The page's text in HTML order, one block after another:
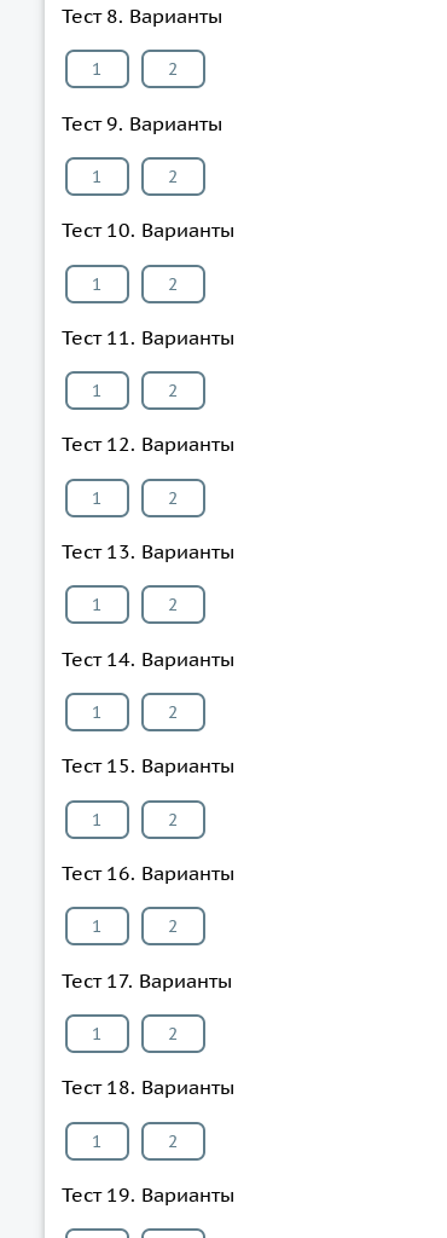
Тест 8. Варианты
1 2
Тест 9. Варианты
1 2
Тест 10. Варианты
1 2
Тест 11. Варианты
1 2
Тест 12. Варианты
1 2
Тест 13. Варианты
1 2
Тест 14. Варианты
1 2
Тест 15. Варианты
1 2
Тест 16. Варианты
1 2
Тест 17. Варианты
1 2
Тест 18. Варианты
1 2
Тест 19. Варианты